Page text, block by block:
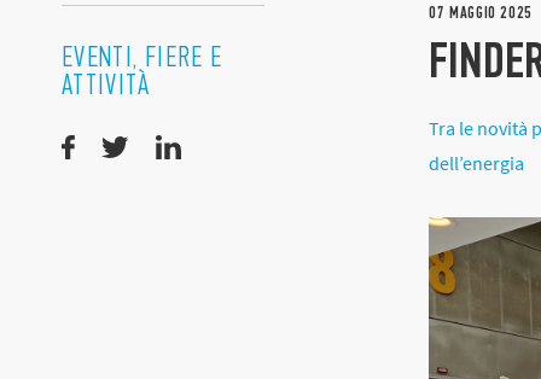
07 MAGGIO 2025
Tra le novità
dell’energia
EVENTI, FIERE E
ATTIVITÀ